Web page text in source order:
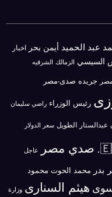
عبد الحميد أيمن بحر اخبار
السيسي الزمالك الشرقيه
جريده صدى-مصر
رئيس الوزراء راضي سليمان
الطويل سعر الدولار
صدي مصر عاجل
بدر محمد الحوت محمود
هيثم السنارى وزارة